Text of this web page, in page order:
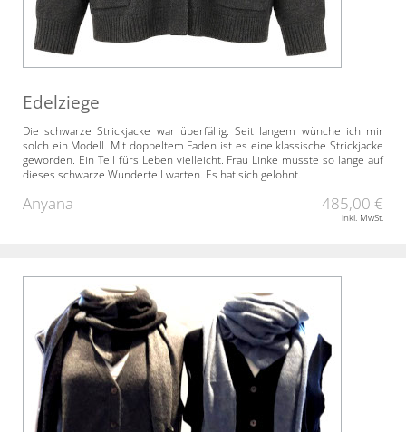
Edelziege
Die schwarze Strickjacke war überfällig. Seit langem wünche ich mir
solch ein Modell. Mit doppeltem Faden ist es eine klassische Strickjacke
geworden. Ein Teil fürs Leben vielleicht. Frau Linke musste so lange auf
dieses schwarze Wunderteil warten. Es hat sich gelohnt.
Anyana 485,00 €
inkl. MwSt.